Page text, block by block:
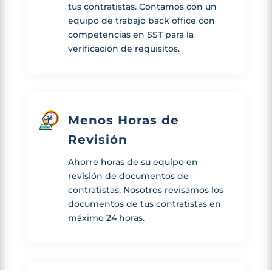
tus contratistas. Contamos con un
equipo de trabajo back office con
competencias en SST para la
verificación de requisitos.
Menos Horas de
Revisión
Ahorre horas de su equipo en
revisión de documentos de
contratistas. Nosotros revisamos los
documentos de tus contratistas en
máximo 24 horas.